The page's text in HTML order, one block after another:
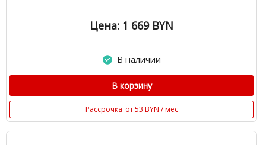
Цена: 1 669 BYN
В наличии
В корзину
Рассрочка от 53 BYN / мес